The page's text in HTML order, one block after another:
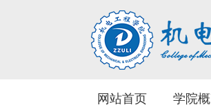
网站首页 学院